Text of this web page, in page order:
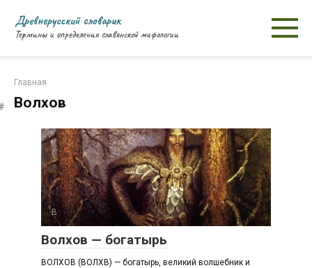
контенту
Древнерусский словарик
Термины и определения славянской мифологии
Главная
Волхов
В
Волхов — богатырь
ВОЛХОВ (ВОЛХВ) — богатырь, великий волшебник и